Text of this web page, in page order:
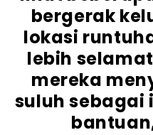
bergerak
lokasi
lebih
mereka
suluh